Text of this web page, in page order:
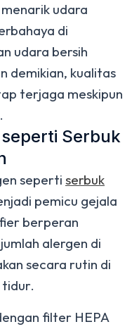
udara
di
udara bersih
demikian, kualitas
terjaga meskipun
Serbuk
seperti serbuk
pemicu gejala
berperan
alergen di
secara rutin di
filter HEPA